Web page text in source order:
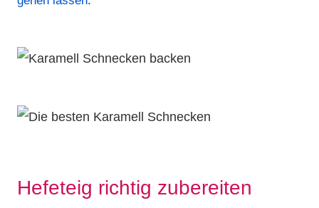
Hefeteig richtig zubereiten